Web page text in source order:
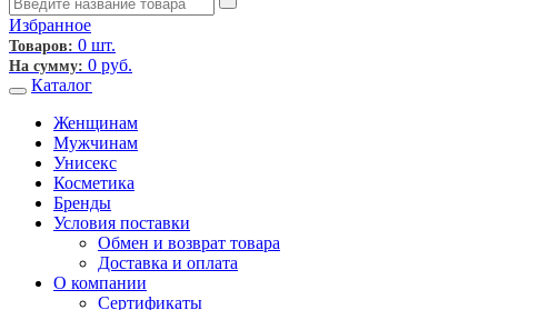
Избранное
Товаров: 0 шт.
На сумму: 0 руб.
Каталог
Женщинам
Мужчинам
Унисекс
Косметика
Бренды
Условия поставки
Обмен и возврат товара
Доставка и оплата
О компании
Сертификаты